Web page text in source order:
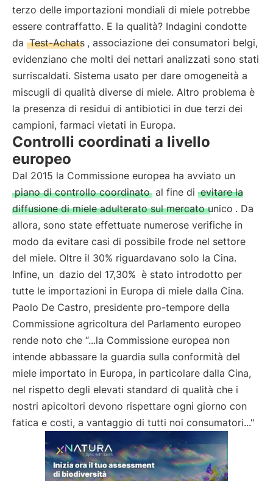
terzo delle importazioni mondiali di miele potrebbe
essere contraffatto. E la qualità? Indagini condotte
da Test-Achats , associazione dei consumatori belgi,
evidenziano che molti dei nettari analizzati sono stati
surriscaldati. Sistema usato per dare omogeneità a
miscugli di qualità diverse di miele. Altro problema è
la presenza di residui di antibiotici in due terzi dei
campioni, farmaci vietati in Europa.
Controlli coordinati a livello
europeo
Dal 2015 la Commissione europea ha avviato un
piano di controllo coordinato al fine di evitare la
diffusione di miele adulterato sul mercato unico . Da
allora, sono state effettuate numerose verifiche in
modo da evitare casi di possibile frode nel settore
del miele. Oltre il 30% riguardavano solo la Cina.
Infine, un dazio del 17,30% è stato introdotto per
tutte le importazioni in Europa di miele dalla Cina.
Paolo De Castro, presidente pro-tempore della
Commissione agricoltura del Parlamento europeo
rende noto che “...la Commissione europea non
intende abbassare la guardia sulla conformità del
miele importato in Europa, in particolare dalla Cina,
nel rispetto degli elevati standard di qualità che i
nostri apicoltori devono rispettare ogni giorno con
fatica e costi, a vantaggio di tutti noi consumatori..."